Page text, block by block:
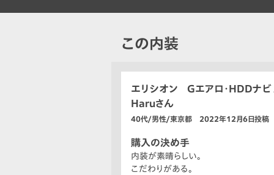
この内装
エリシオン Gエアロ・HDDナビ
Haruさん
40代/男性/東京都 2022年12月6日投稿
購入の決め手
内装が素晴らしい。
こだわりがある。